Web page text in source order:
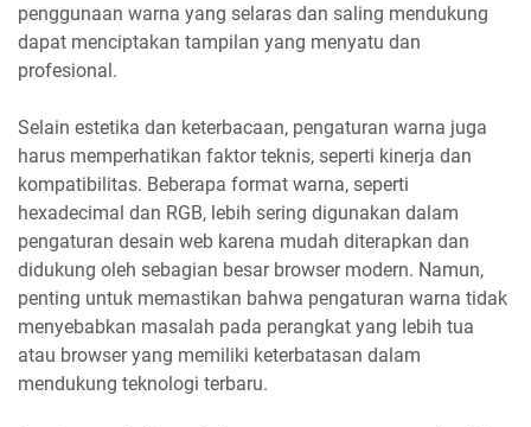
penggunaan warna yang selaras dan saling mendukung
dapat menciptakan tampilan yang menyatu dan
profesional.
Selain estetika dan keterbacaan, pengaturan warna juga
harus memperhatikan faktor teknis, seperti kinerja dan
kompatibilitas. Beberapa format warna, seperti
hexadecimal dan RGB, lebih sering digunakan dalam
pengaturan desain web karena mudah diterapkan dan
didukung oleh sebagian besar browser modern. Namun,
penting untuk memastikan bahwa pengaturan warna tidak
menyebabkan masalah pada perangkat yang lebih tua
atau browser yang memiliki keterbatasan dalam
mendukung teknologi terbaru.